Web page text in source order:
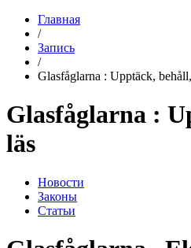
Главная
/
Запись
/
Glasfåglarna : Upptäck,
Glasfåglarna :
läs
Новости
Законы
Статьи